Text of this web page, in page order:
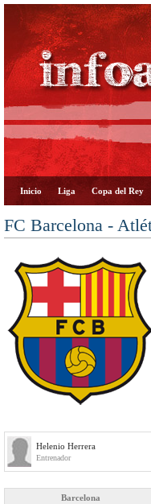
Inicio Liga Copa del Rey
FC Barcelona -
Helenio Herrera
Entrenador
Barcelona